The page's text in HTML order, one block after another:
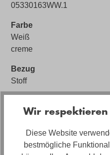
05330163WW.1
Farbe
Weiß
creme
Bezug
Stoff
Stoff PG6
Artikel Bezeichnung
Hilker Eckkombination
Wir
Diese Website
bestmögliche